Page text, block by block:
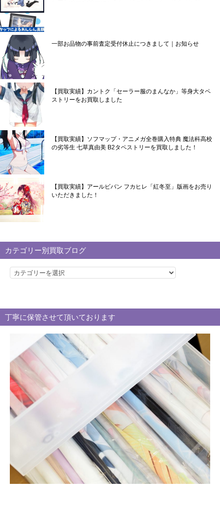
一部お品物の事前査定受付休止につきまして｜お知らせ
【買取実績】カントク「セーラー服のまんなか」等身大タペ
ストリーをお買取しました
【買取実績】ソフマップ・アニメガ全巻購入特典 魔法科高校
の劣等生 七草真由美 B2タペストリーを買取しました！
【買取実績】アールビバン フカヒレ「紅冬至」版画をお売り
いただきました！
カテゴリー別買取ブログ
カ
リ
ー
ロ
グ
丁寧に保管させて頂いております